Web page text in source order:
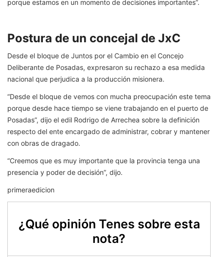
porque estamos en un momento de decisiones importantes”.
Postura de un concejal de JxC
Desde el bloque de Juntos por el Cambio en el Concejo
Deliberante de Posadas, expresaron su rechazo a esa medida
nacional que perjudica a la producción misionera.
“Desde el bloque de vemos con mucha preocupación este tema
porque desde hace tiempo se viene trabajando en el puerto de
Posadas”, dijo el edil Rodrigo de Arrechea sobre la definición
respecto del ente encargado de administrar, cobrar y mantener
con obras de dragado.
“Creemos que es muy importante que la provincia tenga una
presencia y poder de decisión”, dijo.
primeraedicion
¿Qué opinión Tenes sobre esta
nota?